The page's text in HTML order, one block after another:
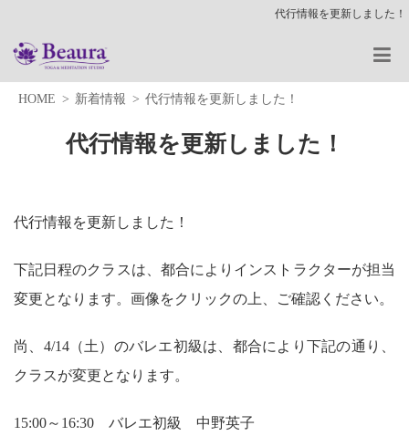
代行情報を更新しました！
HOME 新着情報 代行情報を更新しました！
代行情報を更新しました！
代行情報を更新しました！
下記日程のクラスは、都合によりインストラクターが担当
変更となります。画像をクリックの上、ご確認ください。
尚、4/14（土）のバレエ初級は、都合により下記の通り、
クラスが変更となります。
15:00～16:30 バレエ初級 中野英子